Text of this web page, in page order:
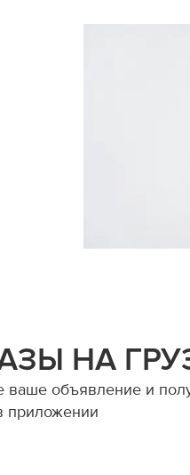
НА
ваше объявление и
приложении